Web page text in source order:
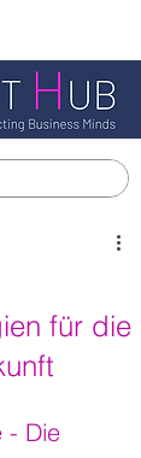
für die
- Die